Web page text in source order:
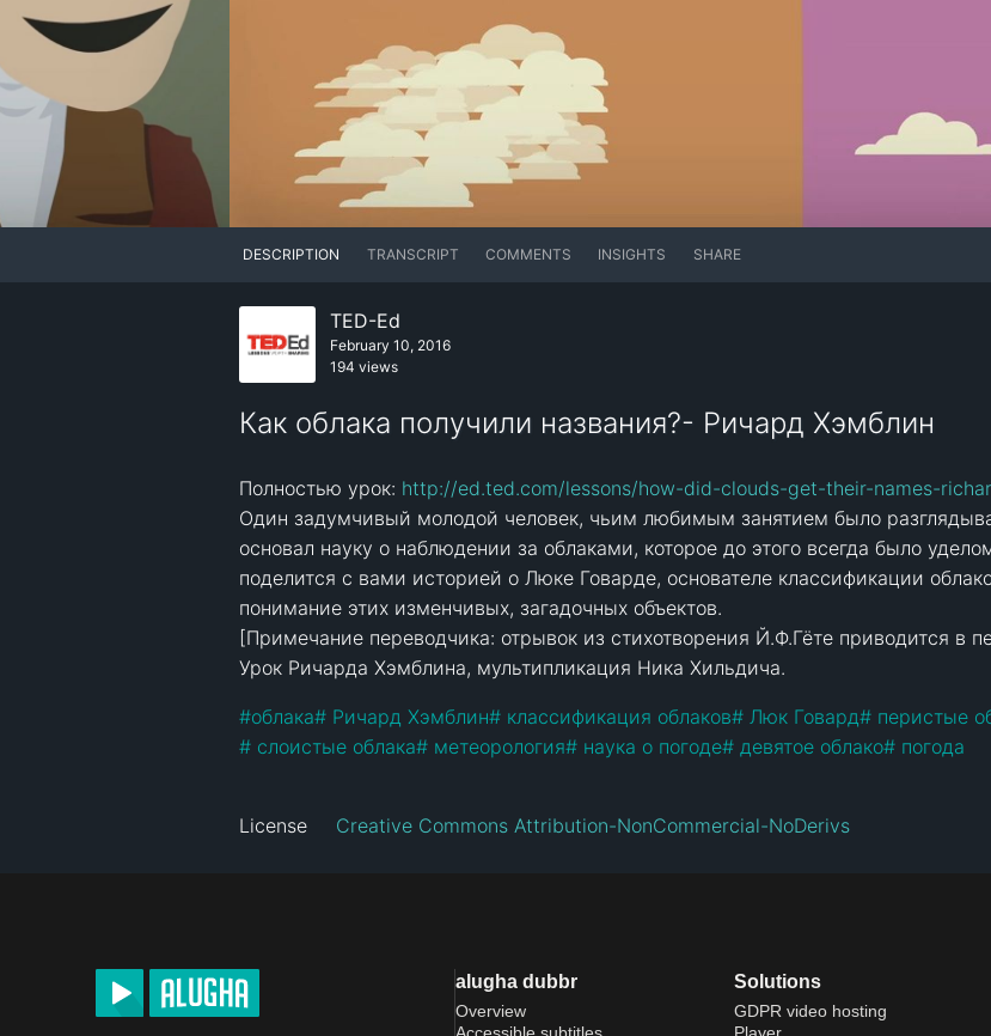
DESCRIPTION TRANSCRIPT COMMENTS INSIGHTS SHARE
TED-Ed
February 10, 2016
194 views
Как облака получили названия?- Ричард Хэмблин
Полностью урок: http://ed.ted.com/lessons/how-did-clouds-get-their-names-
Один задумчивый молодой человек, чьим любимым занятием было
основал науку о наблюдении за облаками, которое до этого всегда было
поделится с вами историей о Люке Говарде, основателе классификации
понимание этих изменчивых, загадочных объектов.
[Примечание переводчика: отрывок из стихотворения Й.Ф.Гёте приводится в
Урок Ричарда Хэмблина, мультипликация Ника Хильдича.
#облака# Ричард Хэмблин# классификация облаков# Люк Говард# перистые
# слоистые облака# метеорология# наука о погоде# девятое облако# погода
License Creative Commons Attribution-NonCommercial-NoDerivs
alugha dubbr
Overview
Accessible subtitles
Solutions
GDPR video hosting
Player